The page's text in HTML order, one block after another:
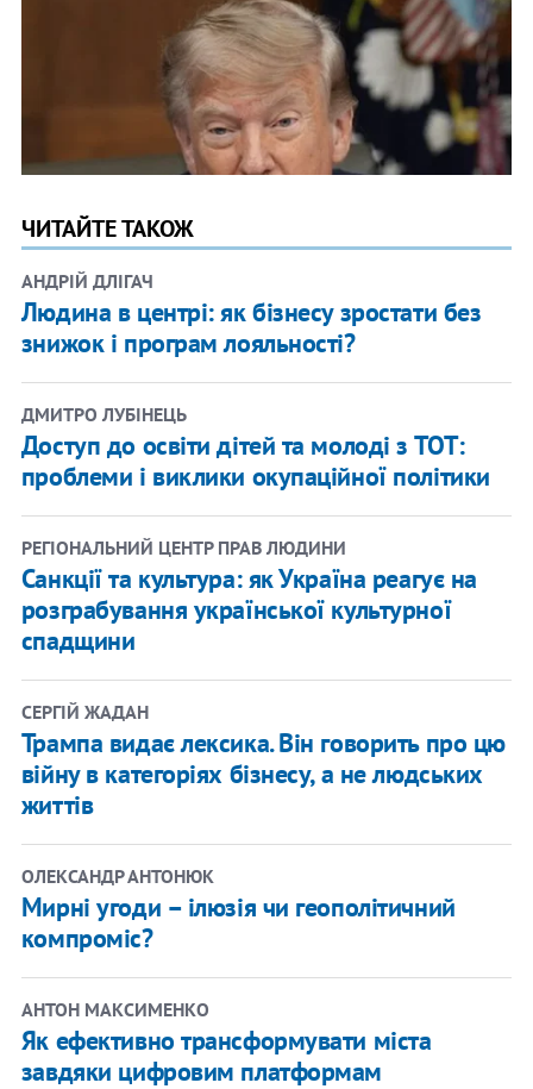
ЧИТАЙТЕ ТАКОЖ
АНДРІЙ ДЛІГАЧ
Людина в центрі: як бізнесу зростати без
знижок і програм лояльності?
ДМИТРО ЛУБІНЕЦЬ
Доступ до освіти дітей та молоді з ТОТ:
проблеми і виклики окупаційної політики
РЕГІОНАЛЬНИЙ ЦЕНТР ПРАВ ЛЮДИНИ
Санкції та культура: як Україна реагує на
розграбування української культурної
спадщини
СЕРГІЙ ЖАДАН
Трампа видає лексика. Він говорить про цю
війну в категоріях бізнесу, а не людських
життів
ОЛЕКСАНДР АНТОНЮК
Мирні угоди – ілюзія чи геополітичний
компроміс?
АНТОН МАКСИМЕНКО
Як ефективно трансформувати міста
завдяки цифровим платформам